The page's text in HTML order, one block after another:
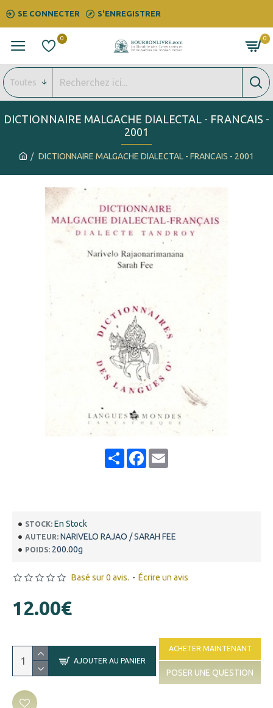
SE CONNECTER S'ENREGISTRER
0 0
Toutes
DICTIONNAIRE MALGACHE DIALECTAL - FRANCAIS - 2001
DICTIONNAIRE MALGACHE DIALECTAL - FRANCAIS -
2001
ShareFacebook
Email
STOCK: En Stock
AUTEUR: NARIVELO RAJAO / SARAH FEE
POIDS: 200.00g
Basé sur 0 avis. - Écrire un avis
12.00€
AJOUTER AU PANIER
ACHETER MAINTENANT
POSER UNE QUESTION